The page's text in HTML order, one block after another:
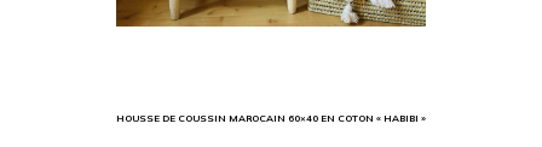
HOUSSE DE COUSSIN MAROCAIN 60×40 EN COTON « HABIBI »